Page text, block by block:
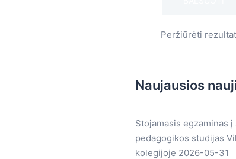
Peržiūrėti
Naujausios
Stojamasis egzaminas į
pedagogikos studijas
kolegijoje 2026-05-31